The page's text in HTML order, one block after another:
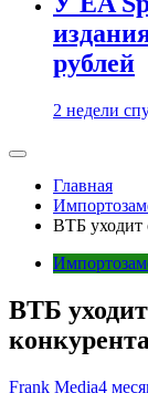
рублей
2 недели
Главная
ВТБ уходит
ВТБ
Frank Media4